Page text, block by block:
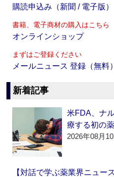
購読申込み（新聞 / 電子版）
書籍、電子商材の購入はこちら
オンラインショップ
まずはご登録ください
メールニュース 登録（無料）
新着記事
米FDA、ナ
療する初の
2026年08月
【対話で学ぶ薬業界ニュー